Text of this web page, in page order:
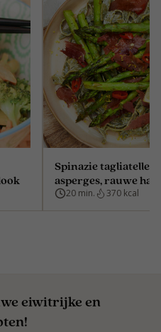
Spinazie tagliatelle
asperges, rauwe
20 min. 370 kcal
eiwitrijke en